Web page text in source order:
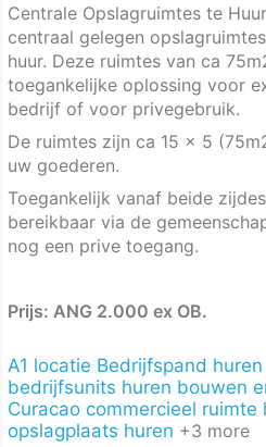
Centrale Opslagruimtes te
centraal gelegen
huur. Deze ruimtes van ca
toegankelijke oplossing voor
bedrijf of voor privegebruik.
De ruimtes zijn ca 15 x 5
uw goederen.
Toegankelijk vanaf beide
bereikbaar via de
nog een prive toegang.
Prijs: ANG 2.000 ex OB.
A1 locatie Bedrijfspand huren
bedrijfsunits huren bouwen
Curacao commercieel ruimte
opslagplaats huren +3 more